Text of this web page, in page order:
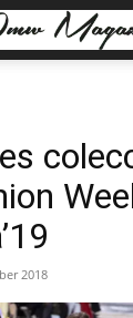
2018